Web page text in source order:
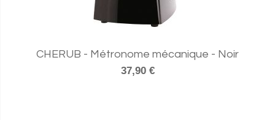
CHERUB - Métronome mécanique - Noir
37,90 €